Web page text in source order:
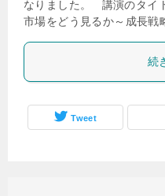
なりました。 講演のタイ
市場をどう見るか～成長
続
Tweet